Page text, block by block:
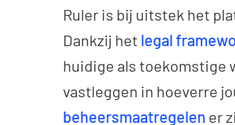
Ruler is bij uitstek het
Dankzij het legal
huidige als toekomstige
vastleggen in hoeverre
beheersmaatregelen er